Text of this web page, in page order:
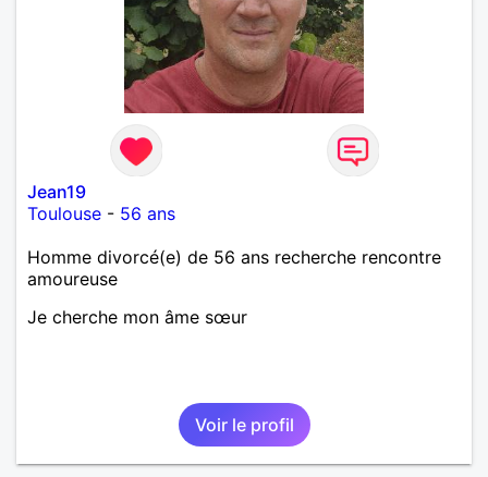
Jean19
Toulouse - 56 ans
Homme divorcé(e) de 56 ans recherche rencontre
amoureuse
Je cherche mon âme sœur
Voir le profil